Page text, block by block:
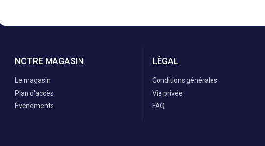
NOTRE MAGASIN
Le magasin
Plan d'accès
Évènements
LÉGAL
Conditions générales
Vie privée
FAQ